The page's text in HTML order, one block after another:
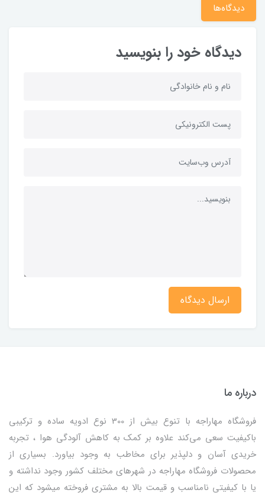
دیدگاه‌ها
دیدگاه خود را بنویسید
ارسال دیدگاه
درباره ما
فروشگاه مهاراجه با تنوع بیش از 300 نوع ادویه ساده و ترکیبی
باکیفیت سعی می‌کند علاوه بر کمک به کاهش آلودگی هوا ، تجربه
خریدی آسان و دلپذیر برای مخاطب به وجود بیاورد. بسیاری از
محصولات فروشگاه مهاراجه در شهرهای مختلف کشور وجود نداشته و
یا با کیفیتی نامناسب و قیمت بالا به مشتری فروخته میشود که این